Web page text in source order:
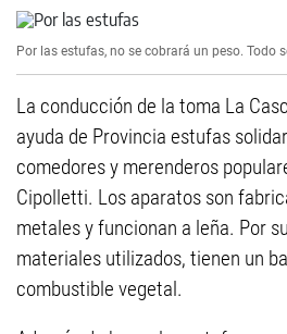
Por las estufas, no se cobrará un peso. Todo
La conducción de la toma La
ayuda de Provincia estufas
comedores y merenderos
Cipolletti. Los aparatos son
metales y funcionan a leña. Por
materiales utilizados, tienen un
combustible vegetal.